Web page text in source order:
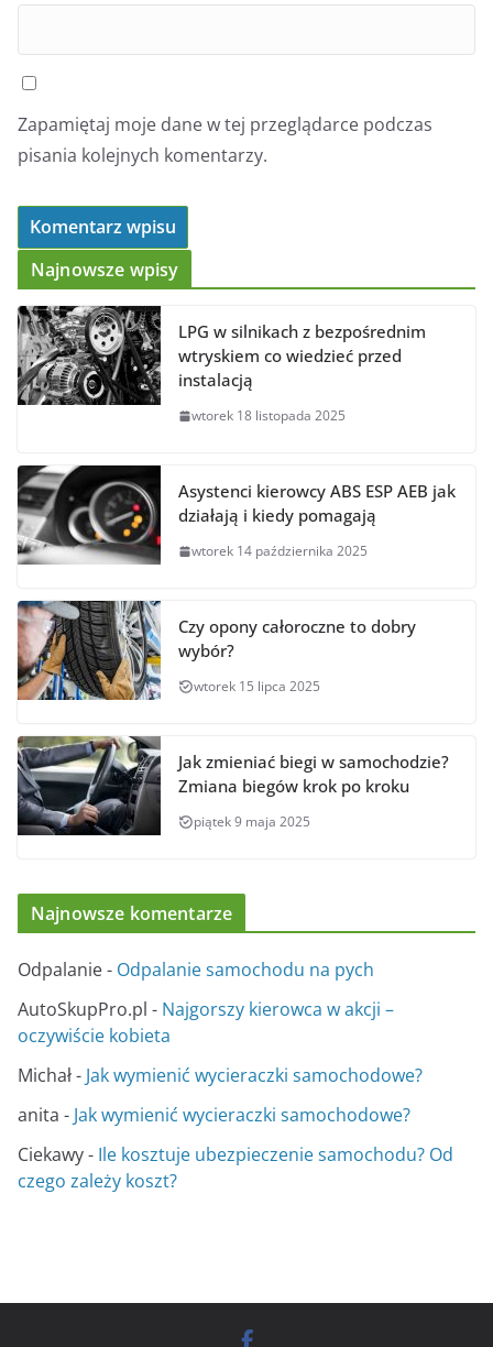
Zapamiętaj moje dane w tej przeglądarce podczas
pisania kolejnych komentarzy.
Najnowsze wpisy
LPG w silnikach z bezpośrednim
wtryskiem co wiedzieć przed
instalacją
wtorek 18 listopada 2025
Asystenci kierowcy ABS ESP AEB jak
działają i kiedy pomagają
wtorek 14 października 2025
Czy opony całoroczne to dobry
wybór?
wtorek 15 lipca 2025
Jak zmieniać biegi w samochodzie?
Zmiana biegów krok po kroku
piątek 9 maja 2025
Najnowsze komentarze
Odpalanie- Odpalanie samochodu na pych
AutoSkupPro.pl - Najgorszy kierowca w akcji –
oczywiście kobieta
Michał- Jak wymienić wycieraczki samochodowe?
anita - Jak wymienić wycieraczki samochodowe?
Ciekawy- Ile kosztuje ubezpieczenie samochodu? Od
czego zależy koszt?